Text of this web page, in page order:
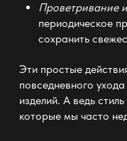
Проветривание
периодическое
сохранить
Эти простые
повседневного
изделий. А ведь
которые мы часто